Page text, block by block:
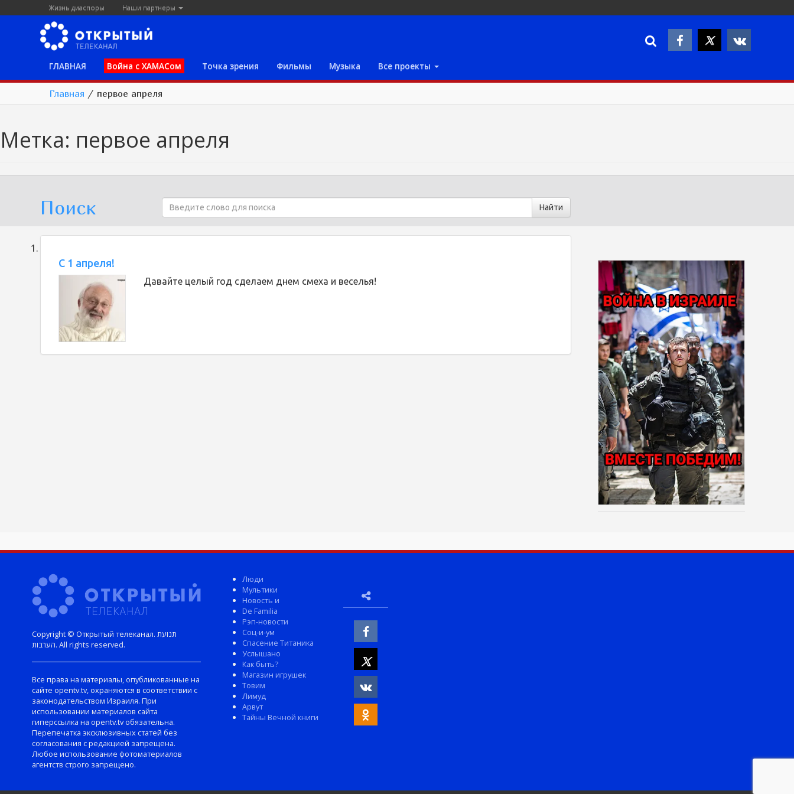
Жизнь диаспоры Наши партнеры
ГЛАВНАЯ Война с ХАМАСом Точка зрения Фильмы Музыка Все проекты
Главная / первое апреля
Метка: первое апреля
Поиск
С 1 апреля!
Давайте целый год сделаем днем смеха и веселья!
Copyright © Открытый телеканал. תנועת
הערבות. All rights reserved.
Все права на материалы, опубликованные на
сайте opentv.tv, охраняются в соответствии с
законодательством Израиля. При
использовании материалов сайта
гиперссылка на opentv.tv обязательна.
Перепечатка эксклюзивных статей без
согласования с редакцией запрещена.
Любое использование фотоматериалов
агентств строго запрещено.
Люди
Мультики
Новость и
De Familia
Рэп-новости
Соц-и-ум
Спасение Титаника
Услышано
Как быть?
Магазин игрушек
Товим
Лимуд
Арвут
Тайны Вечной книги